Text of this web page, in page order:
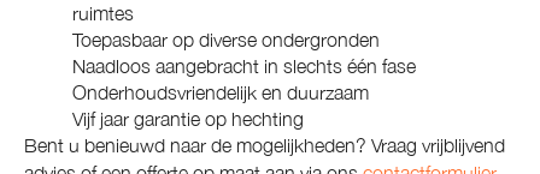
ruimtes
Toepasbaar op diverse ondergronden
Naadloos aangebracht in slechts één fase
Onderhoudsvriendelijk en duurzaam
Vijf jaar garantie op hechting
Bent u benieuwd naar de mogelijkheden? Vraag vrijblijvend